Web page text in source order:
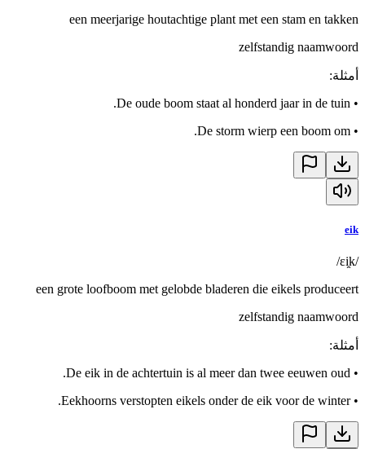
een meerjarige houtachtige plant met een stam en takken
zelfstandig naamwoord
أمثلة:
•
De oude boom staat al honderd jaar in de tuin.
•
De storm wierp een boom om.
eik
/ɛi̯k/
een grote loofboom met gelobde bladeren die eikels produceert
zelfstandig naamwoord
أمثلة:
•
De eik in de achtertuin is al meer dan twee eeuwen oud.
•
Eekhoorns verstopten eikels onder de eik voor de winter.